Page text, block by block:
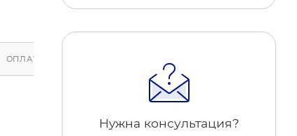
ОПЛАТА
Нужна консультация?